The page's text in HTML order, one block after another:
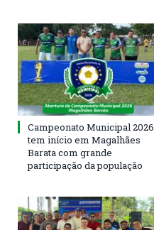
Campeonato Municipal 2026
tem início em Magalhães
Barata com grande
participação da população